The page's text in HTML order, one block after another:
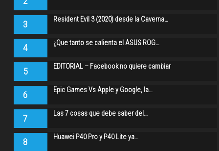
3 Resident Evil 3 (2020) desde la Caverna…
4 ¿Que tanto se calienta el ASUS ROG…
5 EDITORIAL – Facebook no quiere cambiar
6 Epic Games Vs Apple y Google, la…
7 Las 7 cosas que debe saber del…
8 Huawei P40 Pro y P40 Lite ya…